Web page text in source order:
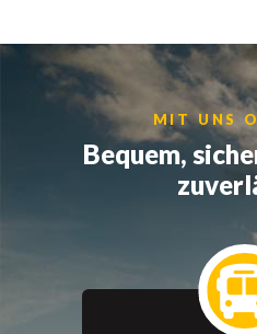
MIT UNS
Bequem,